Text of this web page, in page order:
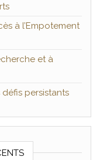
à l’Empotement
et à
persistants